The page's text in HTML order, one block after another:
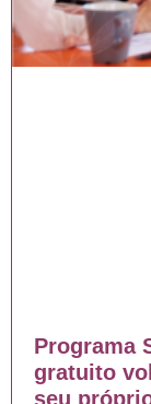
Programa
gratuito
seu